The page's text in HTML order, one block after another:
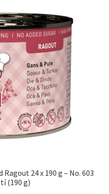
24 x 190 g – No. 603
(190 g)